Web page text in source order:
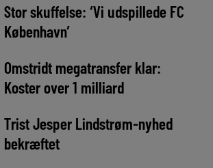
Stor skuffelse: ‘Vi udspillede FC
København’
Omstridt megatransfer klar:
Koster over 1 milliard
Trist Jesper Lindstrøm-nyhed
bekræftet